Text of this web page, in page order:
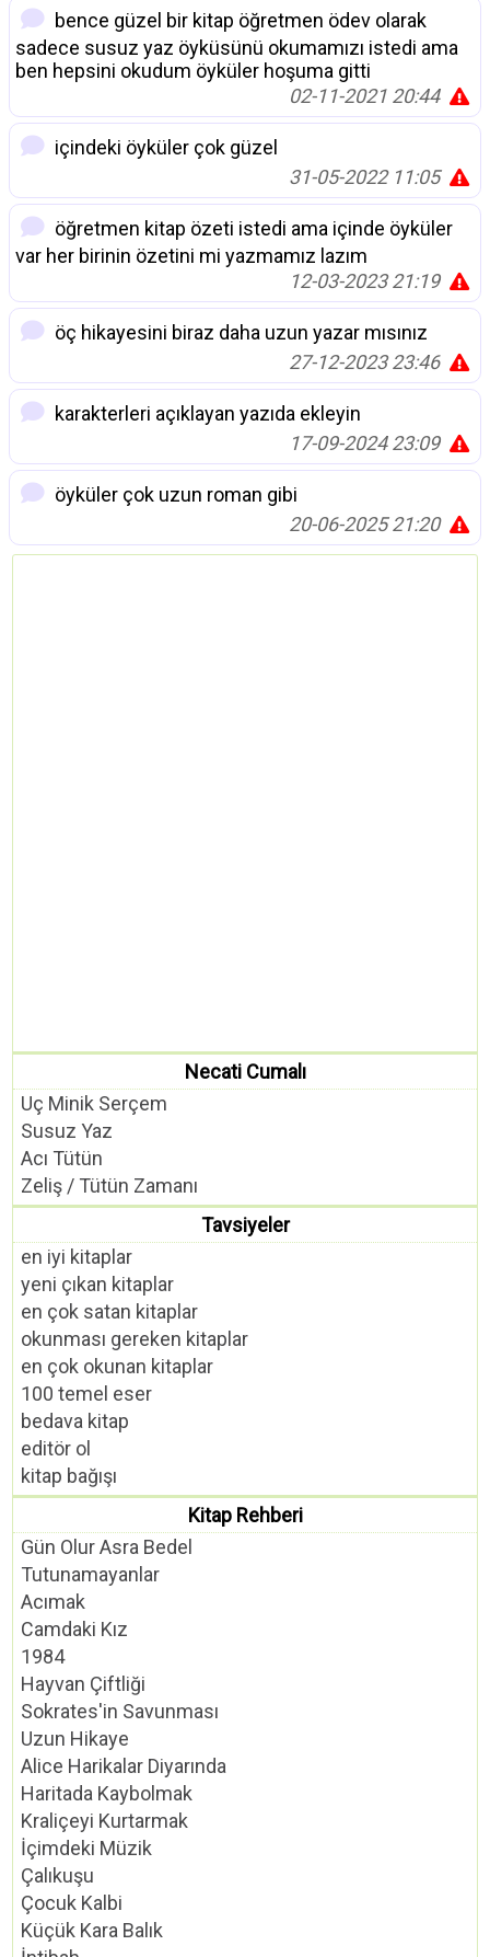
bence güzel bir kitap öğretmen ödev olarak
sadece susuz yaz öyküsünü okumamızı istedi ama
ben hepsini okudum öyküler hoşuma gitti
02-11-2021 20:44
içindeki öyküler çok güzel
31-05-2022 11:05
öğretmen kitap özeti istedi ama içinde öyküler
var her birinin özetini mi yazmamız lazım
12-03-2023 21:19
öç hikayesini biraz daha uzun yazar mısınız
27-12-2023 23:46
karakterleri açıklayan yazıda ekleyin
17-09-2024 23:09
öyküler çok uzun roman gibi
20-06-2025 21:20
Necati Cumalı
Uç Minik Serçem
Susuz Yaz
Acı Tütün
Zeliş / Tütün Zamanı
Tavsiyeler
en iyi kitaplar
yeni çıkan kitaplar
en çok satan kitaplar
okunması gereken kitaplar
en çok okunan kitaplar
100 temel eser
bedava kitap
editör ol
kitap bağışı
Kitap Rehberi
Gün Olur Asra Bedel
Tutunamayanlar
Acımak
Camdaki Kız
1984
Hayvan Çiftliği
Sokrates'in Savunması
Uzun Hikaye
Alice Harikalar Diyarında
Haritada Kaybolmak
Kraliçeyi Kurtarmak
İçimdeki Müzik
Çalıkuşu
Çocuk Kalbi
Küçük Kara Balık